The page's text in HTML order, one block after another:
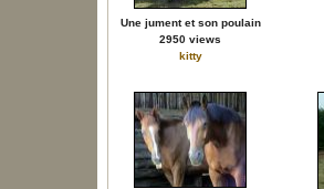
Une jument et son poulain
2950 views
kitty